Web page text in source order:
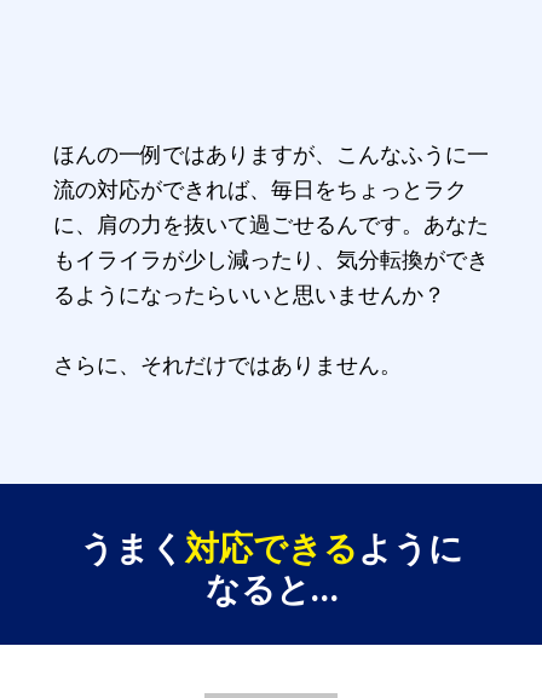
ほんの一例ではありますが、こんなふうに一
流の対応ができれば、毎日をちょっとラク
に、肩の力を抜いて過ごせるんです。あなた
もイライラが少し減ったり、気分転換ができ
るようになったらいいと思いませんか？
さらに、それだけではありません。
うまく 対応できるように
なると…